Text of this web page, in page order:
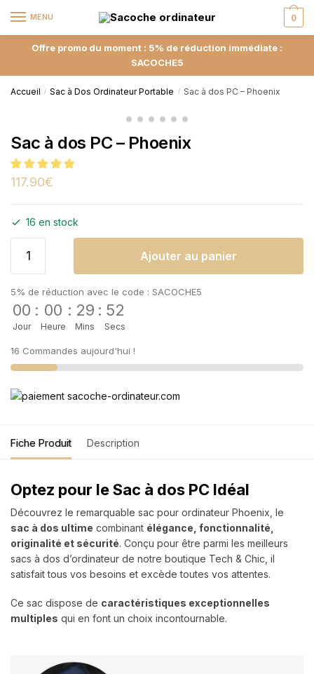
MENU 0
Offre promo du moment : 5% de réduction immédiate :
SACOCHE5
Accueil / Sac à Dos Ordinateur Portable / Sac à dos PC – Phoenix
Sac à dos PC – Phoenix
117.90€
16 en stock
Ajouter au panier
5% de réduction avec le code : SACOCHE5
00
Jour
: 00
Heure
: 29
Mins
: 51
Secs
16 Commandes aujourd'hui !
Fiche Produit Description
Optez pour le Sac à dos PC Idéal
Découvrez le remarquable sac pour ordinateur Phoenix, le
sac à dos ultime combinant élégance, fonctionnalité,
originalité et sécurité. Conçu pour être parmi les meilleurs
sacs à dos d’ordinateur de notre boutique Tech & Chic, il
satisfait tous vos besoins et excède toutes vos attentes.
Ce sac dispose de caractéristiques exceptionnelles
multiples qui en font un choix incontournable.